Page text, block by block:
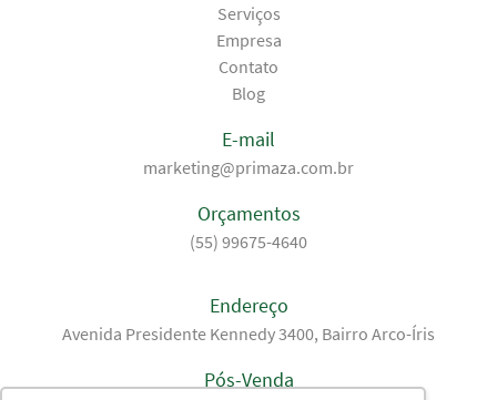
Serviços
Empresa
Contato
Blog
E-mail
marketing@primaza.com.br
Orçamentos
(55) 99675-4640
Endereço
Avenida Presidente Kennedy 3400, Bairro Arco-Íris
Pós-Venda